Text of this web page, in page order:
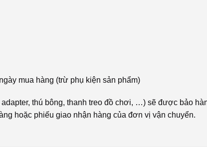
mua hàng (trừ phụ kiện sản phẩm)
thú bông, thanh treo đồ chơi, …) sẽ được bảo
hoặc phiếu giao nhận hàng của đơn vị vận chuyển.